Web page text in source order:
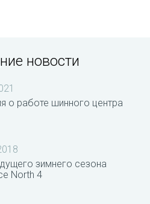
новости
о работе шинного центра
зимнего сезона
North 4